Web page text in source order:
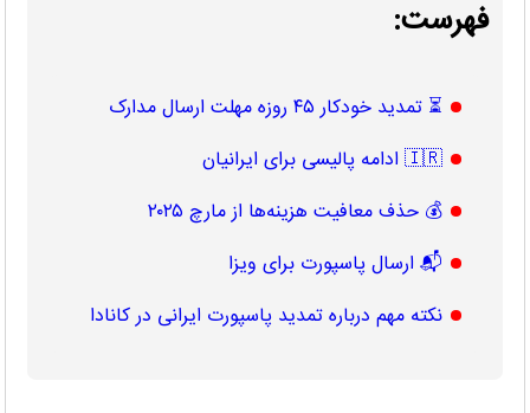
فهرست:
⏳ تمدید خودکار ۴۵ روزه مهلت ارسال مدارک
🇮🇷 ادامه پالیسی برای ایرانیان
💰 حذف معافیت هزینه‌ها از مارچ ۲۰۲۵
📬 ارسال پاسپورت برای ویزا
نکته مهم درباره تمدید پاسپورت ایرانی در کانادا